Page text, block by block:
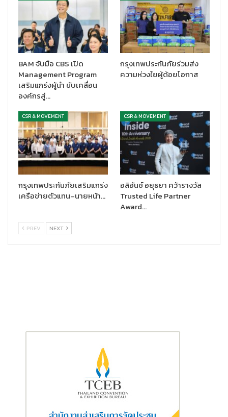
BAM จับมือ CBS เปิด
Management Program
เสริมแกร่งผู้นำ ขับเคลื่อน
องค์กรสู่…
กรุงเทพประกันภัยร่วมส่ง
ความห่วงใยผู้ด้อยโอกาส
CSR & MOVEMENT
กรุงเทพประกันภัยเสริมแกร่ง
เครือข่ายตัวแทน–นายหน้า…
CSR & MOVEMENT
อลิอันซ์ อยุธยา คว้ารางวัล
Trusted Life Partner
Award…
PREV NEXT